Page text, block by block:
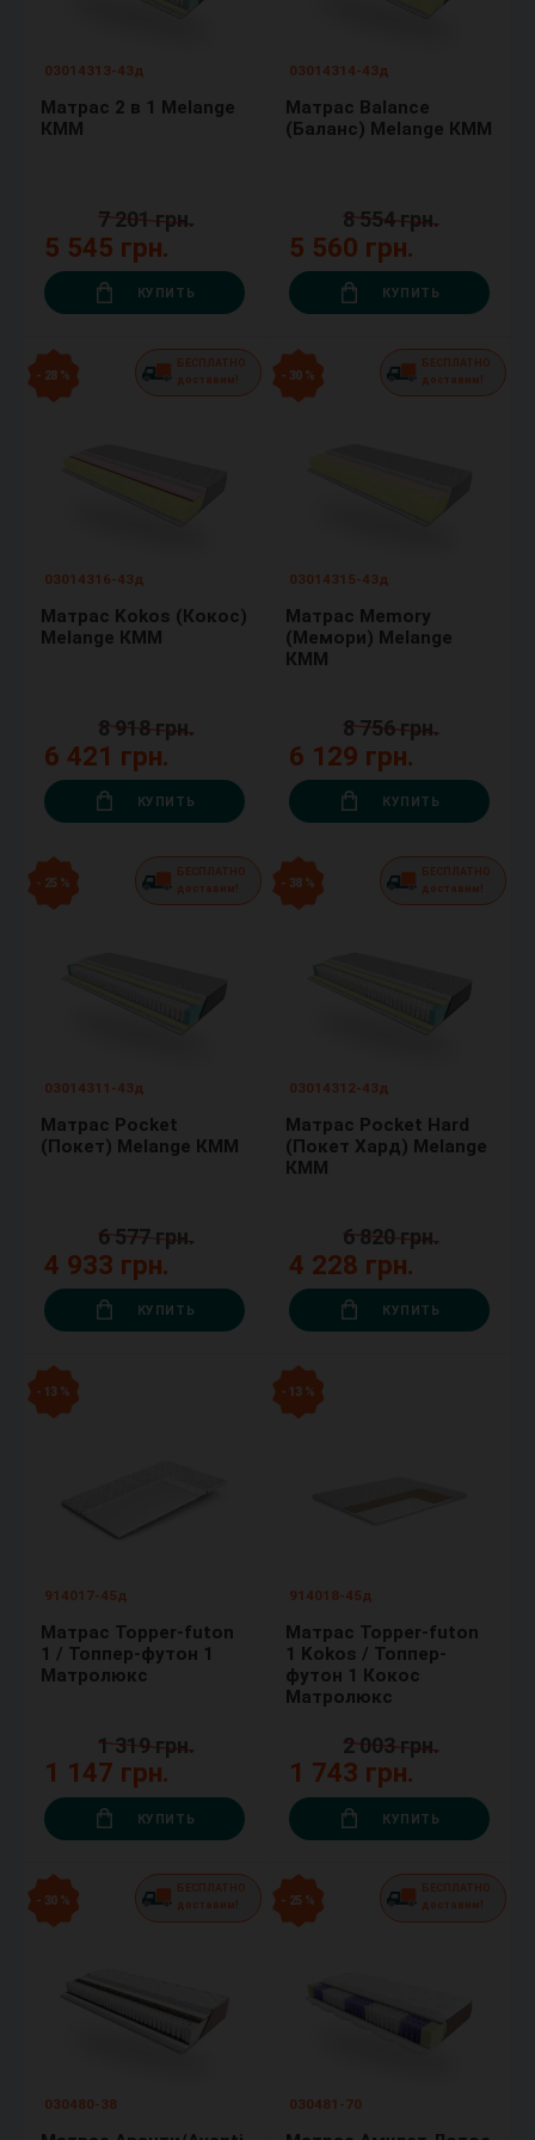
03014313-43д
Матрас 2 в 1 Melange
КММ
5 545 грн.
7 201 грн.
КУПИТЬ
03014314-43д
Матрас Balance
(Баланс) Melange КММ
5 560 грн.
8 554 грн.
КУПИТЬ
- 28 %
БЕСПЛАТНО
доставим!
03014316-43д
Матрас Kokos (Кокос)
Melange КММ
6 421 грн.
8 918 грн.
КУПИТЬ
- 30 %
БЕСПЛАТНО
доставим!
03014315-43д
Матрас Memory
(Мемори) Melange
КММ
6 129 грн.
8 756 грн.
КУПИТЬ
- 25 %
БЕСПЛАТНО
доставим!
03014311-43д
Матрас Pocket
(Покет) Melange КММ
4 933 грн.
6 577 грн.
КУПИТЬ
- 38 %
БЕСПЛАТНО
доставим!
03014312-43д
Матрас Pocket Hard
(Покет Хард) Melange
КММ
4 228 грн.
6 820 грн.
КУПИТЬ
- 13 %
914017-45д
Матрас Topper-futon
1 / Топпер-футон 1
Матролюкс
1 147 грн.
1 319 грн.
КУПИТЬ
- 13 %
914018-45д
Матрас Topper-futon
1 Kokos / Топпер-
футон 1 Кокос
Матролюкс
1 743 грн.
2 003 грн.
КУПИТЬ
- 30 %
БЕСПЛАТНО
доставим!
030480-38
- 25 %
БЕСПЛАТНО
доставим!
030481-70